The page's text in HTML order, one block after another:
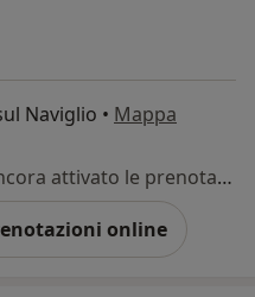
Naviglio • Mappa
Questo dottore non ha ancora attivato le prenotazioni online presso questo indirizzo.
online